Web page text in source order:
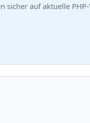
sicher auf aktuelle